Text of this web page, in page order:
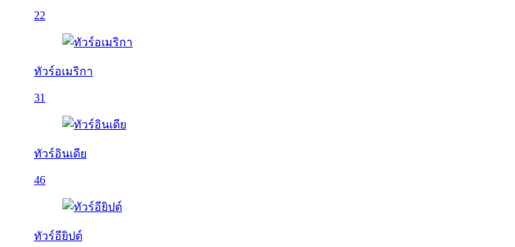
22
ทัวร์อเมริกา
31
ทัวร์อินเดีย
46
ทัวร์อียิปต์